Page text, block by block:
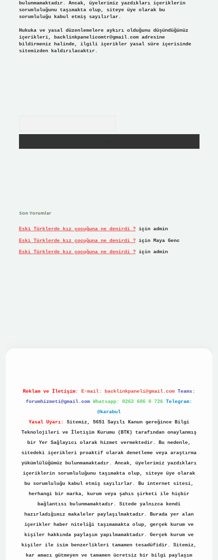
bulunmamaktadır. Ancak, üyelerimiz yazdıkları içeriklerin
sorumluluğunu taşımakta olup, siteye üye olarak bu
sorumluluğu kabul etmiş sayılırlar.
Hukuka ve yasal düzenlemelere aykırı olduğunu düşündüğünüz
içerikleri, backlinkpanelicomtr@gmail.comadresine
bildirmeniz halinde, ilgili içerikler yasal süre içerisinde
sitemizden kaldırılacaktır.
Son Yorumlar
Eski Türklerde kız çocuğuna ne denirdi ?için admin
Eski Türklerde kız çocuğuna ne denirdi ?için Maya Genc
Eski Türklerde kız çocuğuna ne denirdi ?için admin
Reklam ve İletişim: E-mail: backlinkpaneli@gmail.com Teams:
forumhizmeti@gmail.com Whatsapp: 0262 606 0 726 Telegram:
@karabul
Yasal Uyarı:
Sitemiz, 5651 Sayılı Kanun gereğince Bilgi
Teknolojileri ve İletişim Kurumu (BTK) tarafından onaylanmış
bir Yer Sağlayıcı olarak hizmet vermektedir. Bu nedenle,
sitedeki içerikleri proaktif olarak denetleme veya araştırma
yükümlülüğümüz bulunmamaktadır. Ancak, üyelerimiz yazdıkları
içeriklerin sorumluluğunu taşımakta olup, siteye üye olarak
bu sorumluluğu kabul etmiş sayılırlar. Bu internet sitesi,
herhangi bir marka, kurum veya şahıs şirketi ile hiçbir
bağlantısı bulunmamaktadır. Sitede yalnızca kendi
hazırladığımız makaleler paylaşılmaktadır. Burada yer alan
içerikler haber niteliği taşımamakta olup, gerçek kurum ve
kişiler hakkında paylaşım yapılmamaktadır. Gerçek kurum ve
kişiler ile isim benzerlikleri tamamen tesadüfidir. Sitemiz,
kar amacı gütmeyen ve tamamen ücretsiz bir bilgi paylaşım